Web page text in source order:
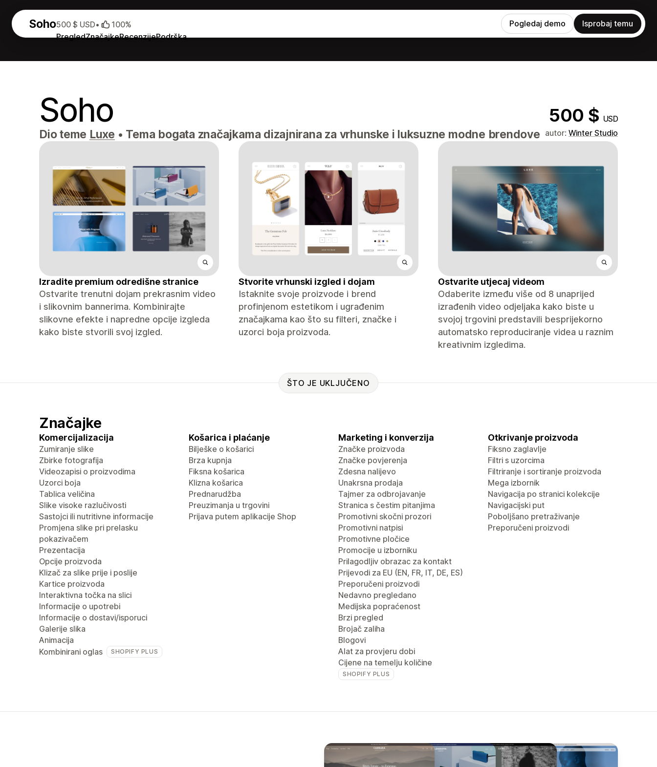
Soho
PregledZnačajkeRecenzijePodrška
500 $ USD• 100% Pogledaj demo Isprobaj temu
Soho 500 $ USD
Dio teme Luxe • Tema bogata značajkama dizajnirana za vrhunske i luksuzne modne brendove autor: Winter Studio
Izradite premium odredišne ​​stranice
Ostvarite trenutni dojam prekrasnim video
i slikovnim bannerima. Kombinirajte
slikovne efekte i napredne opcije izgleda
kako biste stvorili svoj izgled.
Stvorite vrhunski izgled i dojam
Istaknite svoje proizvode i brend
profinjenom estetikom i ugrađenim
značajkama kao što su filteri, značke i
uzorci boja proizvoda.
Ostvarite utjecaj videom
Odaberite između više od 8 unaprijed
izrađenih video odjeljaka kako biste u
svojoj trgovini predstavili besprijekorno
automatsko reproduciranje videa u raznim
kreativnim izgledima.
ŠTO JE UKLJUČENO
Značajke
Komercijalizacija
Zumiranje slike
Zbirke fotografija
Videozapisi o proizvodima
Uzorci boja
Tablica veličina
Slike visoke razlučivosti
Sastojci ili nutritivne informacije
Promjena slike pri prelasku
pokazivačem
Prezentacija
Opcije proizvoda
Klizač za slike prije i poslije
Kartice proizvoda
Interaktivna točka na slici
Informacije o upotrebi
Informacije o dostavi/isporuci
Galerije slika
Animacija
Kombinirani oglas
SHOPIFY PLUS
Košarica i plaćanje
Bilješke o košarici
Brza kupnja
Fiksna košarica
Klizna košarica
Prednarudžba
Preuzimanja u trgovini
Prijava putem aplikacije Shop
Marketing i konverzija
Značke proizvoda
Značke povjerenja
Zdesna nalijevo
Unakrsna prodaja
Tajmer za odbrojavanje
Stranica s čestim pitanjima
Promotivni skočni prozori
Promotivni natpisi
Promotivne pločice
Promocije u izborniku
Prilagodljiv obrazac za kontakt
Prijevodi za EU (EN, FR, IT, DE, ES)
Preporučeni proizvodi
Nedavno pregledano
Medijska popraćenost
Brzi pregled
Brojač zaliha
Blogovi
Alat za provjeru dobi
Cijene na temelju količine
SHOPIFY PLUS
Otkrivanje proizvoda
Fiksno zaglavlje
Filtri s uzorcima
Filtriranje i sortiranje proizvoda
Mega izbornik
Navigacija po stranici kolekcije
Navigacijski put
Poboljšano pretraživanje
Preporučeni proizvodi